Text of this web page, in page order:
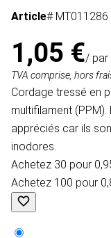
Article# MT011286
1,05 €/ par
TVA comprise, hors
Cordage tressé en
multifilament
appréciés car ils
inodores.
Achetez 30 pour
Achetez 100 pour